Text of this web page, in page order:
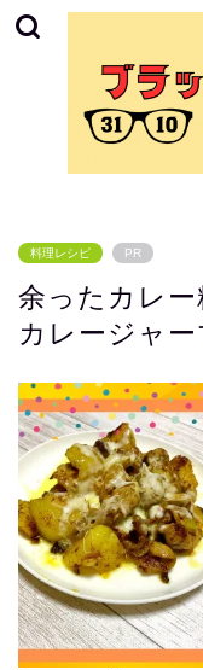
料理レシピ PR
余ったカレ
カレージャー